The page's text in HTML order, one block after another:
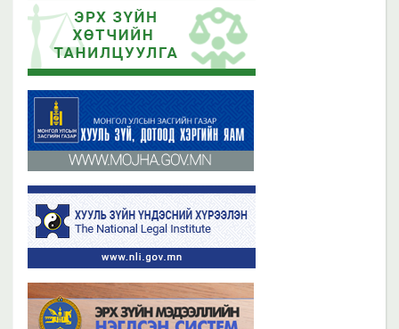
Эрх зүйн хөтчийн цахим сургалтын платформ /elearn.nli.gov.mn/ -д
байршсан сургалтын жагсаалттай танилцана уу
2023 оны 11 сарын 02
Бүх мэдээ
Эрх зүйн хөтөч бэлтгэх сургалтын хөтөлбөр
2019 оны 06 сарын 21